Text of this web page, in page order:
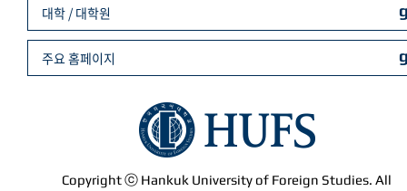
Copyright ⓒ Hankuk University of Foreign Studies. All
대학 / 대학원
주요 홈페이지